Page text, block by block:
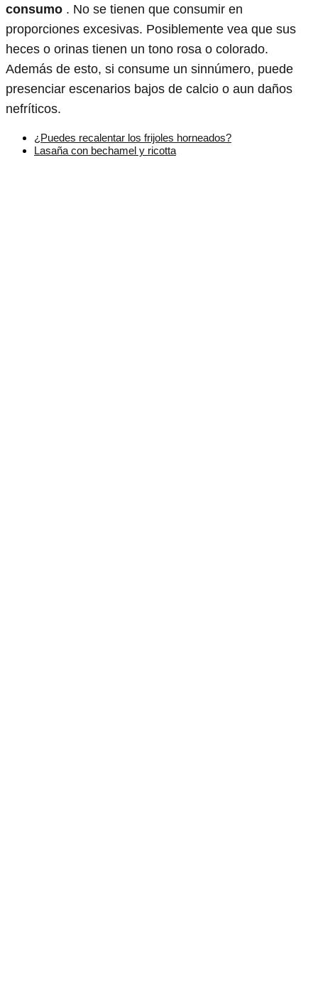
consumo . No se tienen que consumir en
proporciones excesivas. Posiblemente vea que sus
heces o orinas tienen un tono rosa o colorado.
Además de esto, si consume un sinnúmero, puede
presenciar escenarios bajos de calcio o aun daños
nefríticos.
¿Puedes recalentar los frijoles horneados?
Lasaña con bechamel y ricotta